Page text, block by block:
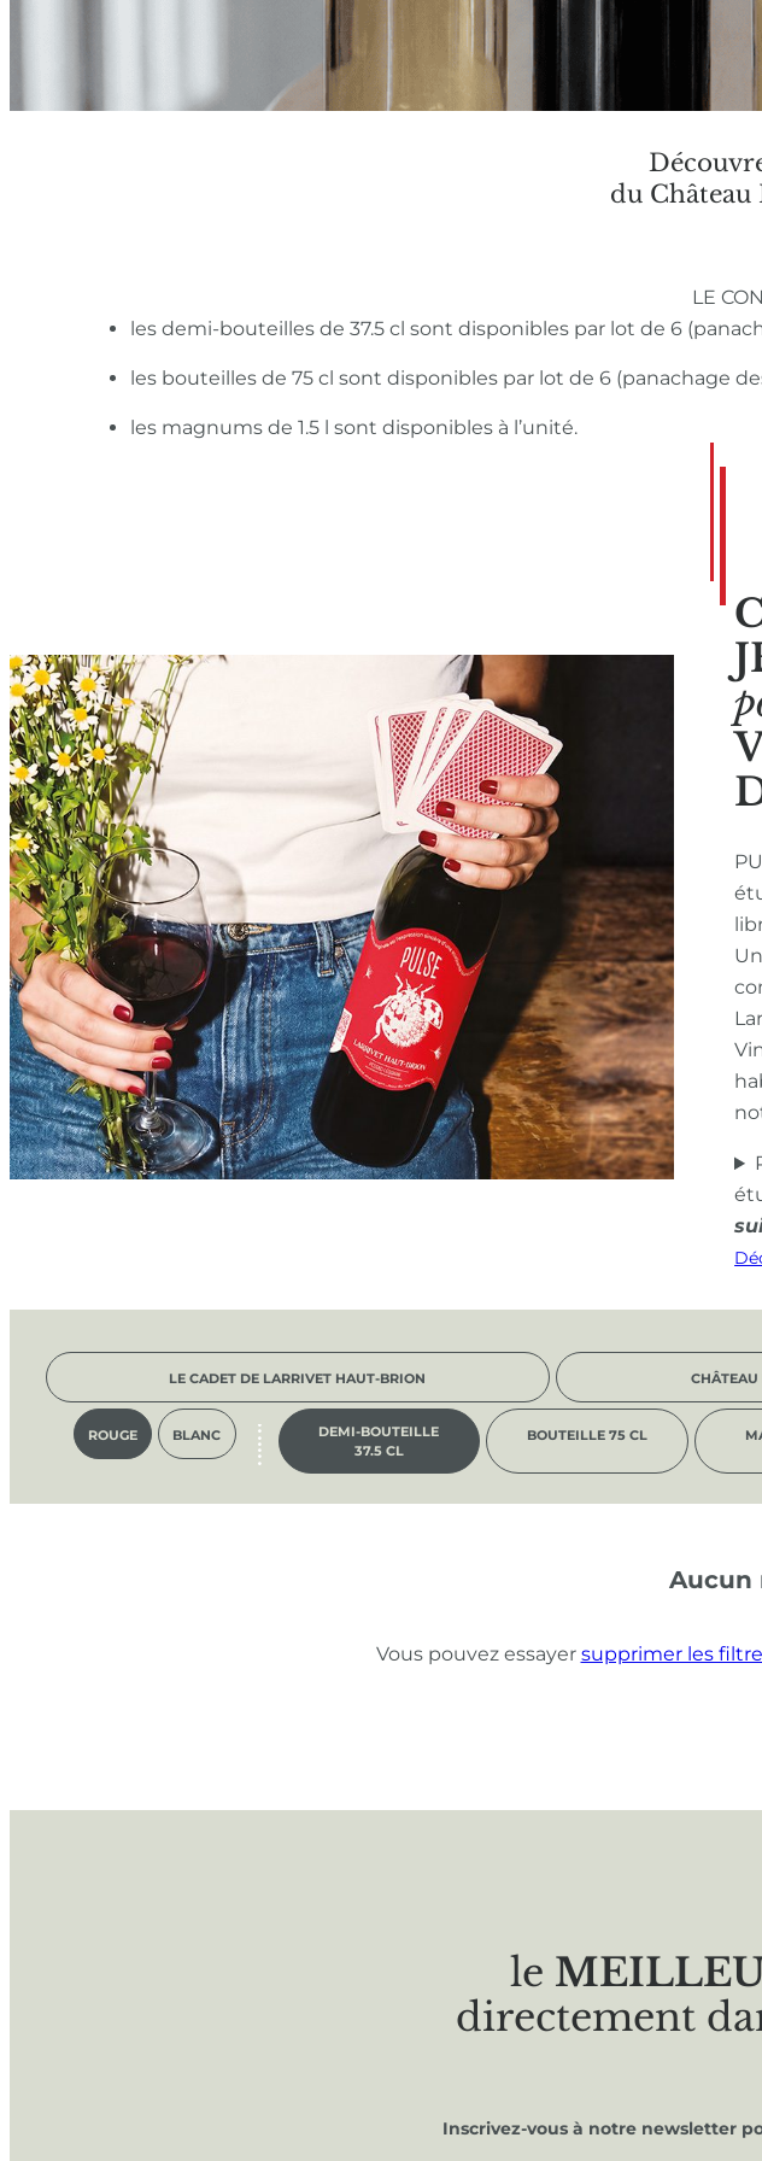
du
LE
les demi-bouteilles de 37.5 cl sont disponibles par lot de 6
les bouteilles de 75 cl sont disponibles par lot de 6 (panachage
les magnums de 1.5 l sont disponibles à l’unité.
LE CADET DE LARRIVET HAUT-BRION
ROUGE BLANC
DEMI-BOUTEILLE
37.5 CL
BOUTEILLE 75 CL
Aucun
Vous pouvez essayer supprimer les
le
directement
Inscrivez-vous à notre newsletter